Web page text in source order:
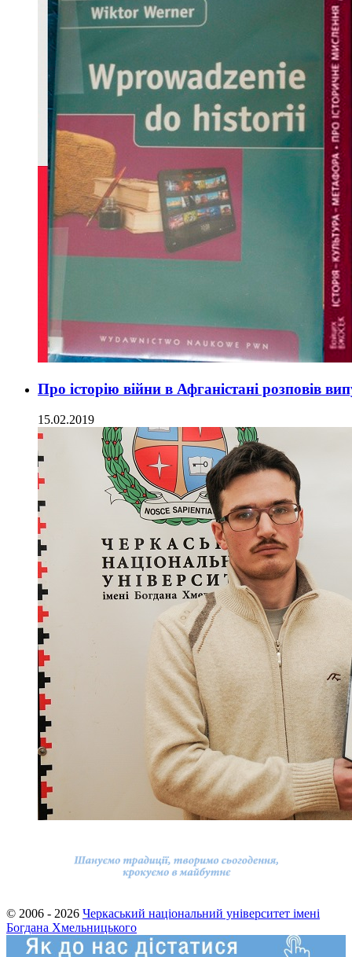
Про історію війни в Афганістані розповів
15.02.2019
© 2006 - 2026 Черкаський національний університет імені
Богдана Хмельницького